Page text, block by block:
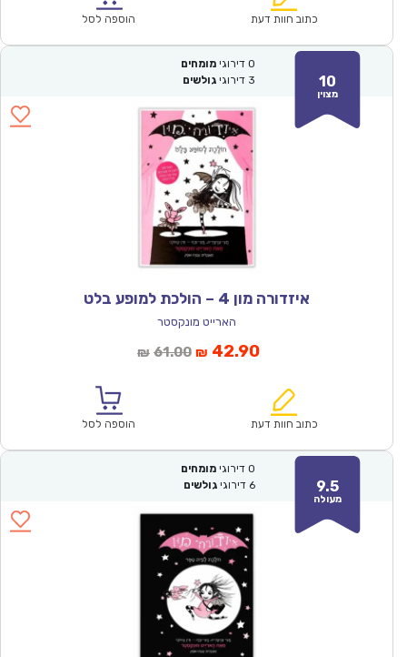
₪61.00.
כתוב חוות דעת הוספה לסל
10
מצוין
0 דירוגי מומחים
3 דירוגי גולשים
איזדורה מון 4 – הולכת למופע בלט
הארייט מונקסטר
₪ 61.00המחיר
₪61.00.
₪ 42.90המחיר
הוא:
כתוב חוות דעת הוספה לסל
9.5
מעולה
0 דירוגי מומחים
6 דירוגי גולשים